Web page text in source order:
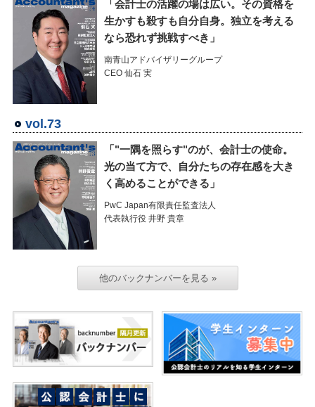
「会計士の活躍の場は広い。その資格を
生かすも殺すも自分自身。独立を考える
なら恐れず挑戦すべき」
南青山アドバイザリーグループ
CEO 仙石 実
vol.73
「"一隅を照らす"のが、会計士の使命。
光の当て方で、自分たちの存在感を大き
く高めることができる」
PwC Japan有限責任監査法人
代表執行役 井野 貴章
他のバックナンバーを見る »